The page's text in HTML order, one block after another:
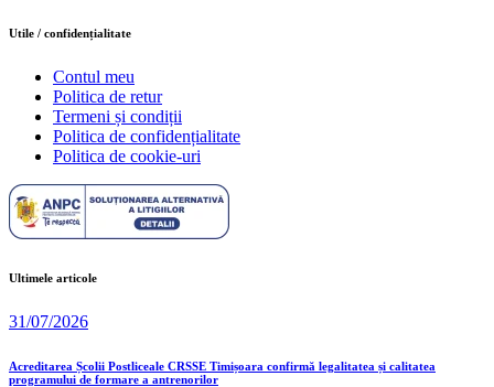
Utile / confidențialitate
Contul meu
Politica de retur
Termeni și condiții
Politica de confidențialitate
Politica de cookie-uri
Ultimele articole
31/07/2026
Acreditarea Școlii Postliceale CRSSE Timișoara confirmă legalitatea și calitatea
programului de formare a antrenorilor